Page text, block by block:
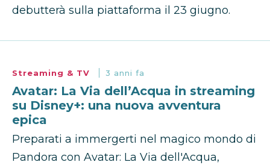
debutterà sulla piattaforma il 23 giugno.
Streaming & TV 3 anni fa
Avatar: La Via dell’Acqua in streaming
su Disney+: una nuova avventura
epica
Preparati a immergerti nel magico mondo di
Pandora con Avatar: La Via dell'Acqua,